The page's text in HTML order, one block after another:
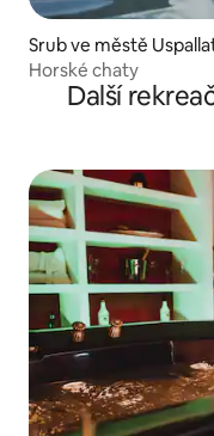
Srub ve městě
Horské chaty
Další